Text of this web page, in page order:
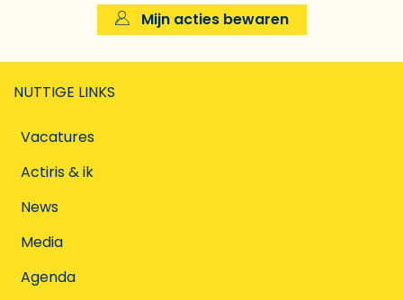
Mijn acties bewaren
NUTTIGE LINKS
Vacatures
Actiris & ik
News
Media
Agenda